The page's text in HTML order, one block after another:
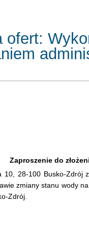
ofert:
Zaproszenie do
28-100 Busko-Zdrój
zmiany stanu wody
Zdrój.